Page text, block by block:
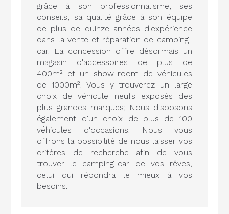
grâce à son professionnalisme, ses
conseils, sa qualité grâce à son équipe
de plus de quinze années d'expérience
dans la vente et réparation de camping-
car. La concession offre désormais un
magasin d'accessoires de plus de
400m² et un show-room de véhicules
de 1000m². Vous y trouverez un large
choix de véhicule neufs exposés des
plus grandes marques; Nous disposons
également d'un choix de plus de 100
véhicules d'occasions. Nous vous
offrons la possibilité de nous laisser vos
critères de recherche afin de vous
trouver le camping-car de vos rêves,
celui qui répondra le mieux à vos
besoins.